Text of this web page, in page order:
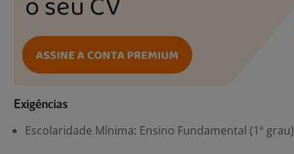
Exigências
Escolaridade Mínima: Ensino Fundamental (1º grau)